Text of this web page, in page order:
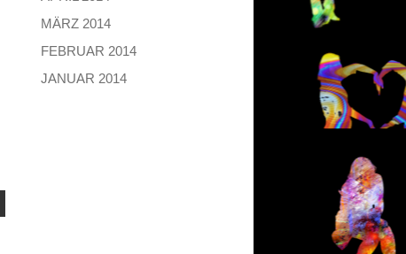
MÄRZ 2014
FEBRUAR 2014
JANUAR 2014